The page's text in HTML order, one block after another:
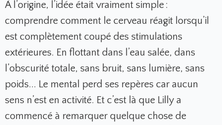
À l’origine, l’idée était vraiment simple :
comprendre comment le cerveau réagit lorsqu’il
est complètement coupé des stimulations
extérieures. En flottant dans l’eau salée, dans
l’obscurité totale, sans bruit, sans lumière, sans
poids... Le mental perd ses repères car aucun
sens n’est en activité. Et c’est là que Lilly a
commencé à remarquer quelque chose de